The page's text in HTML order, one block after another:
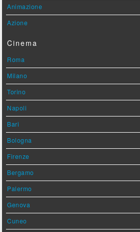
Animazione
Azione
Cinema
Roma
Milano
Torino
Napoli
Bari
Bologna
Firenze
Bergamo
Palermo
Genova
Cuneo